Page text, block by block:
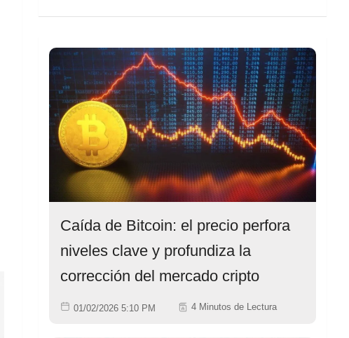
Caída de Bitcoin: el precio perfora
niveles clave y profundiza la
corrección del mercado cripto
01/02/2026 5:10 PM 4 Minutos de Lectura